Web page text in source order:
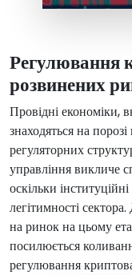
Регулювання
розвинених
Провідні
знаходяться на
регуляторних
управління викличе
оскільки
легітимності
на ринок на цьому
посилюється
регулювання